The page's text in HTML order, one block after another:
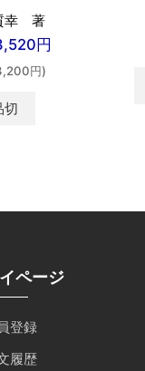
幸 著
円
円)
切
ページ
登録
履歴